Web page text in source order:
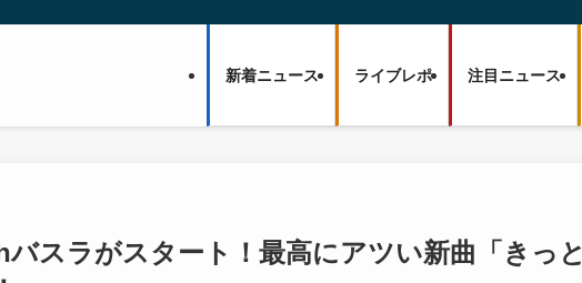
新着ニュース ライブレポ 注目ニュース
バスラがスタート！最高にアツい新曲「きっと